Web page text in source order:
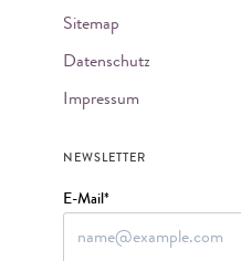
Sitemap
Datenschutz
Impressum
NEWSLETTER
E-Mail*